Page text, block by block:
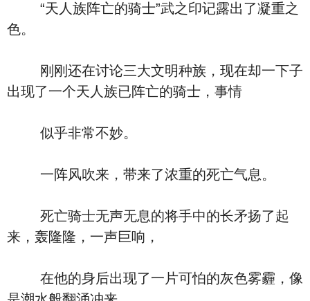
“天人族阵亡的骑士”武之印记露出了凝重之
色。
刚刚还在讨论三大文明种族，现在却一下子
出现了一个天人族已阵亡的骑士，事情
似乎非常不妙。
一阵风吹来，带来了浓重的死亡气息。
死亡骑士无声无息的将手中的长矛扬了起
来，轰隆隆，一声巨响，
在他的身后出现了一片可怕的灰色雾霾，像